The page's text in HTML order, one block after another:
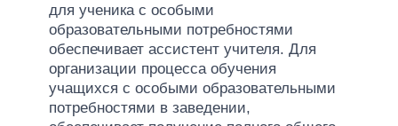
для ученика с особыми
образовательными потребностями
обеспечивает ассистент учителя. Для
организации процесса обучения
учащихся с особыми образовательными
потребностями в заведении,